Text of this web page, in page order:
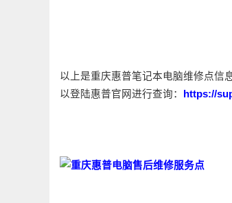
以上是重庆惠普笔记本电脑维修点信
以登陆惠普官网进行查询：
https://